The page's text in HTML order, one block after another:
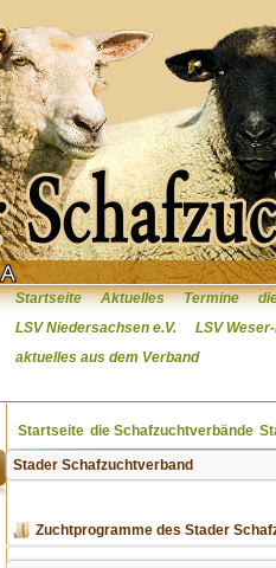
Startseite Aktuelles Termine
LSV Niedersachsen e.V.
LSV
aktuelles aus dem Verband
unsere Downloads
der Weg zu uns!
Startseite die Schafzuchtverbände
Stader Schafzuchtverband
Zuchtprogramme des Stader